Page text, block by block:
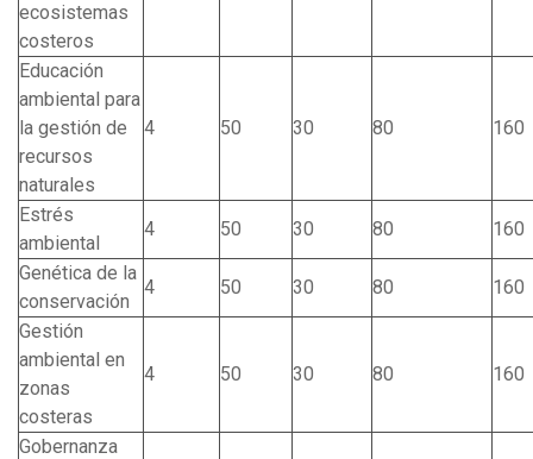
ecosistemas
costeros
Educación
ambiental para
la gestión de
recursos
naturales
4 50 30 80 160
Estrés
ambiental
4 50 30 80
160
Genética de la
conservación
4 50 30 80
160
Gestión
ambiental en
zonas
costeras
4 50 30 80 160
Gobernanza